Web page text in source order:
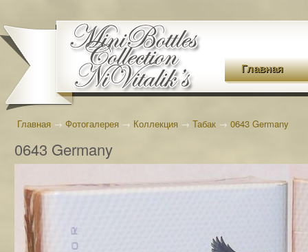
Главная
Главная → Фотогалерея → Коллекция → Табак → 0643 Germany
0643 Germany